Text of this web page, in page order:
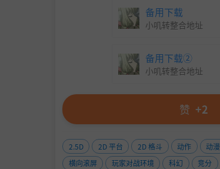
Challenge yourself in Score
Storyline:
Step into the role of Tsukumo, a
s of "evil" within its ranks.
备用下载
小叽转整合地址
备用下载②
小叽转整合地址
赞 +2
2.5D 2D 平台 2D 格斗 动作 动漫
横向滚屏
玩家对战环境 科幻 竞分